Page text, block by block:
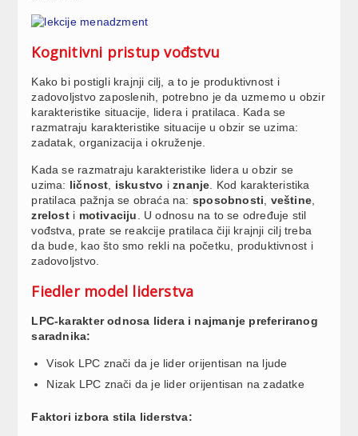
Kognitivni pristup vođstvu
Kako bi postigli krajnji cilj, a to je produktivnost i
zadovoljstvo zaposlenih, potrebno je da uzmemo u obzir
karakteristike situacije, lidera i pratilaca. Kada se
razmatraju karakteristike situacije u obzir se uzima:
zadatak, organizacija i okruženje.
Kada se razmatraju karakteristike lidera u obzir se
uzima: ličnost iskustvo iznanje . Kod karakteristika
pratilaca pažnja se obraća na: sposobnosti veštine
zrelosti motivaciju
. U odnosu na to se određuje stil
vođstva, prate se reakcije pratilaca čiji krajnji cilj treba
da bude, kao što smo rekli na početku, produktivnost i
zadovoljstvo.
Fiedler model liderstva
LPC-karakter odnosa lidera i najmanje preferiranog
saradnika:
Visok LPC znači da je lider orijentisan na ljude
Nizak LPC znači da je lider orijentisan na zadatke
Faktori izbora stila liderstva: